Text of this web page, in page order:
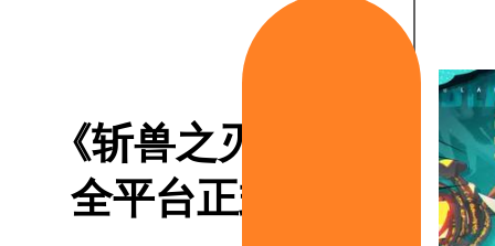
《斩兽之刃》手游
全平台正式开服